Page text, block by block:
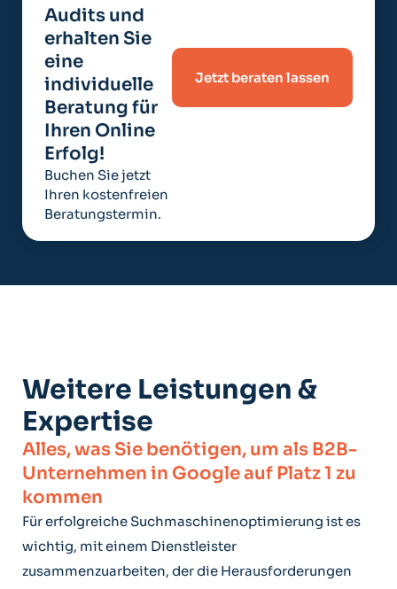
Audits und
erhalten Sie
eine
individuelle
Beratung für
Ihren Online
Erfolg!
Buchen Sie jetzt
Ihren kostenfreien
Beratungstermin.
Jetzt beraten lassen
Weitere Leistungen &
Expertise
Alles, was Sie benötigen, um als B2B-
Unternehmen in Google auf Platz 1 zu
kommen
Für erfolgreiche Suchmaschinenoptimierung ist es
wichtig, mit einem Dienstleister
zusammenzuarbeiten, der die Herausforderungen